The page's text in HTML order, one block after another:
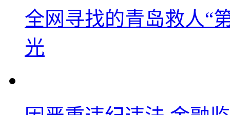
全网寻找的青岛救人“
光